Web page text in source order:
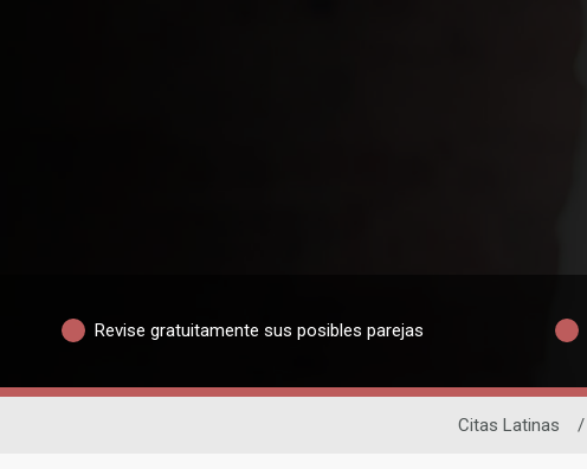
Revise gratuitamente sus posibles parejas
Citas Latinas /